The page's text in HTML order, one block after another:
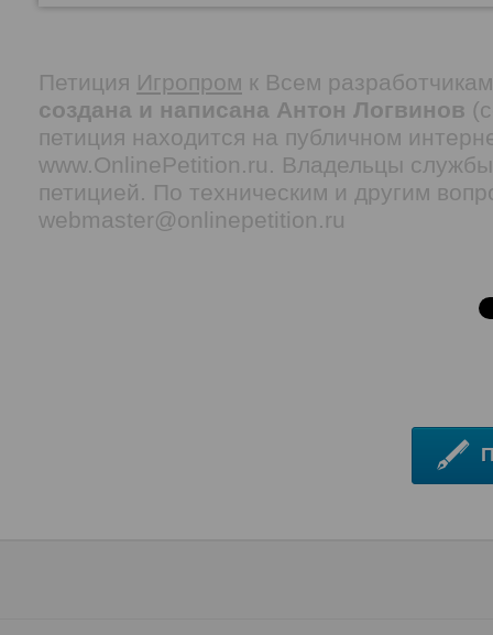
Петиция Игропром к Всем
создана и написана Антон Логвинов
петиция находится на публичном
www.OnlinePetition.ru. Владельцы
петицией. По техническим и другим
webmaster@onlinepetition.ru